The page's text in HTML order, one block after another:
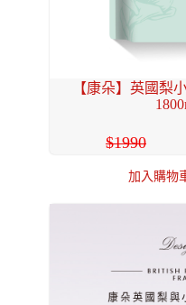
【康朵】英國梨
1990
加入購物